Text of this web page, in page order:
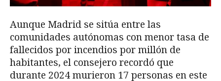
Aunque Madrid se sitúa entre las
comunidades autónomas con menor tasa de
fallecidos por incendios por millón de
habitantes, el consejero recordó que
durante 2024 murieron 17 personas en este